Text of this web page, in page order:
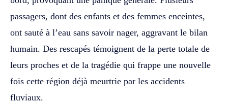
passagers, dont des enfants et des femmes enceintes,
ont sauté à l’eau sans savoir nager, aggravant le bilan
humain. Des rescapés témoignent de la perte totale de
leurs proches et de la tragédie qui frappe une nouvelle
fois cette région déjà meurtrie par les accidents
fluviaux.